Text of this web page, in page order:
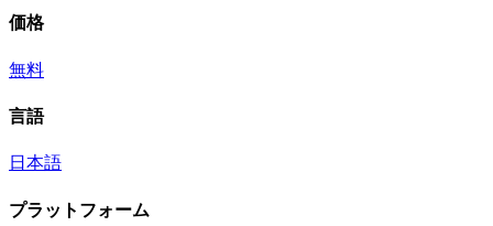
価格
無料
言語
日本語
プラットフォーム